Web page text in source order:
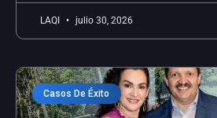
LAQI julio 30, 2026
Casos De Éxito